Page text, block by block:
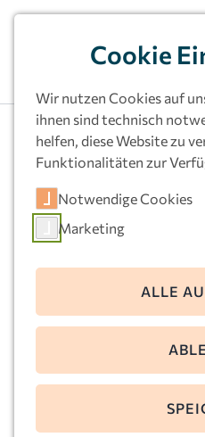
Kath.
ng Herz-
59425 Unna
02303-65440
E-Mail:herz-jesu-
Leitung:
Cookie
Wir nutzen Cookies auf
ihnen sind technisch
helfen, diese Website zu
Funktionalitäten zur
Notwendige Cookies
Marketing
ALLE